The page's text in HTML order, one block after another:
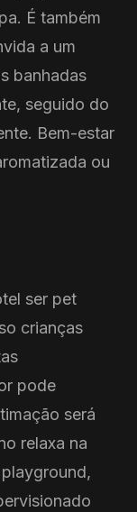
É também
a um
banhadas
seguido do
Bem-estar
ou
ser pet
crianças
pode
será
relaxa na